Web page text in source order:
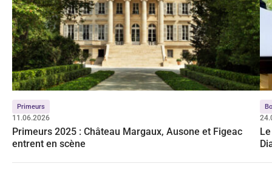
Primeurs
11.06.2026
Primeurs 2025 : Château Margaux, Ausone et Figeac
entrent en scène